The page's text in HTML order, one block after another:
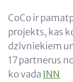
Content
CoCo ir
projekts, kas
dzīvniekiem
17 partnerus
ko vada INN